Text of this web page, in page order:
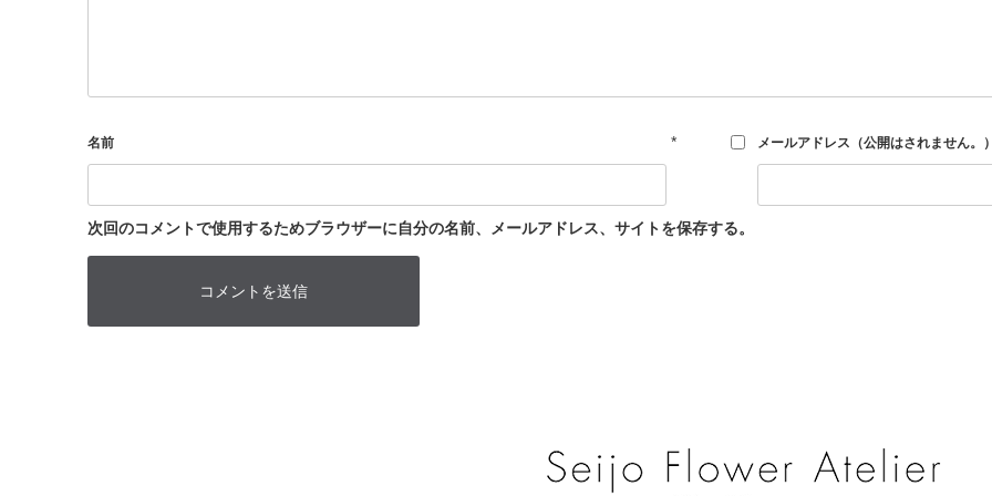
名前 * メールアドレス（公開はされません。
次回のコメントで使用するためブラウザーに自分の名前、メールアドレス、サイトを保存する。